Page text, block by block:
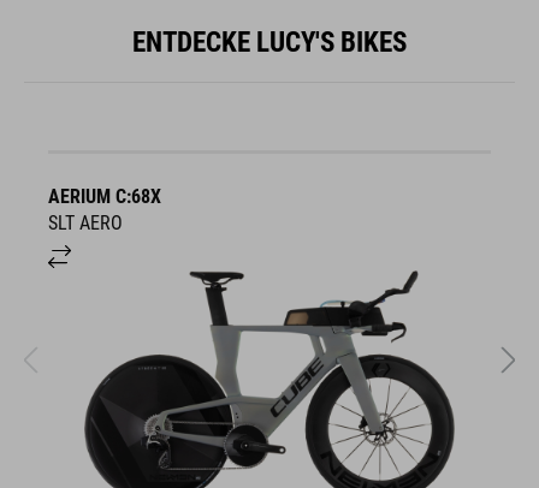
ENTDECKE LUCY'S BIKES
AERIUM C:68X
SLT AERO